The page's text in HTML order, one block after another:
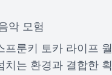
악 모험
프룬키 토카 라이프
치는 환경과 결합한